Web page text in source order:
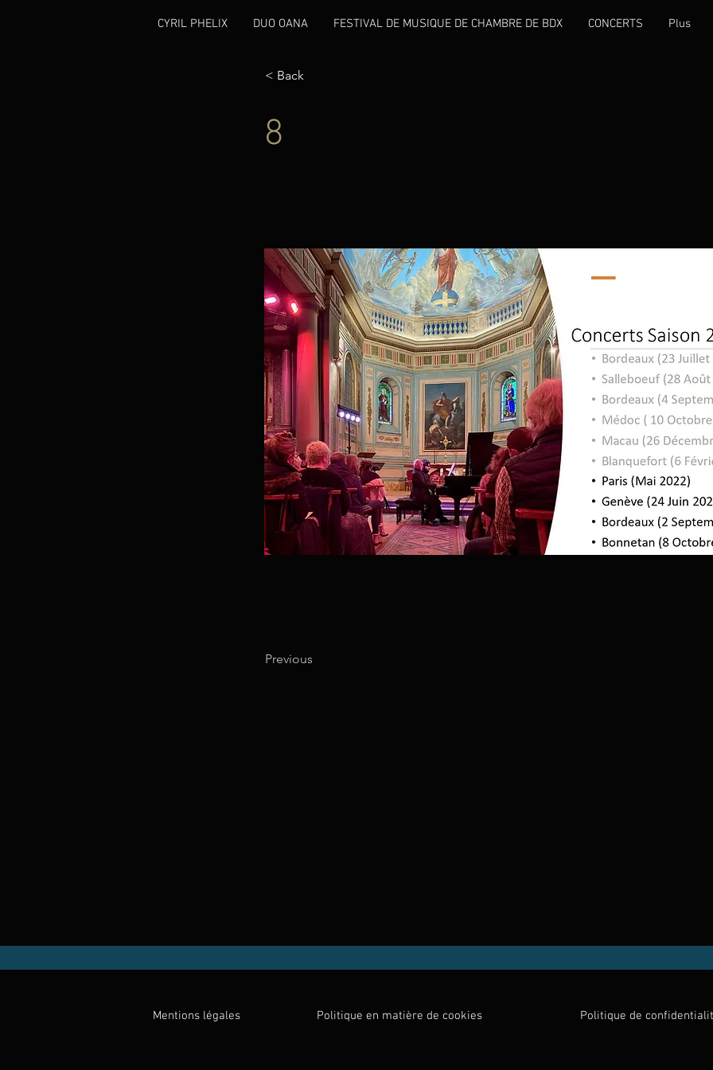
CYRIL PHELIX DUO OANA FESTIVAL DE MUSIQUE DE CHAMBRE DE BDX CONCERTS Plus
< Back
8
Previous
Mentions légales Politique en matière de cookies Politique de